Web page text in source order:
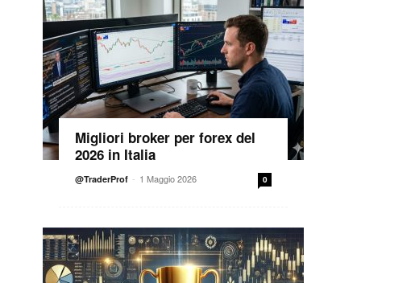
Migliori broker per forex del
2026 in Italia
@TraderProf - 1 Maggio 2026 0